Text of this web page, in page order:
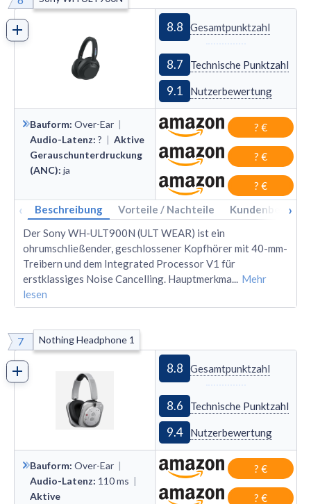
8.8 Gesamtpunktzahl
8.7 Technische Punktzahl
9.1 Nutzerbewertung
Bauform: Over-Ear |
Audio-Latenz: ? | Aktive
Gerauschunterdruckung
(ANC): ja
? €
? €
? €
‹ Beschreibung Vorteile / Nachteile ›
Der Sony WH-ULT900N (ULT WEAR) ist ein
ohrumschließender, geschlossener Kopfhörer mit 40-mm-
Treibern und dem Integrated Processor V1 für
erstklassiges Noise Cancelling. Hauptmerkma... Mehr
lesen
7 Nothing Headphone 1
8.8 Gesamtpunktzahl
8.6 Technische Punktzahl
9.4 Nutzerbewertung
Bauform: Over-Ear |
Audio-Latenz: 110ms |
Aktive
? €
? €